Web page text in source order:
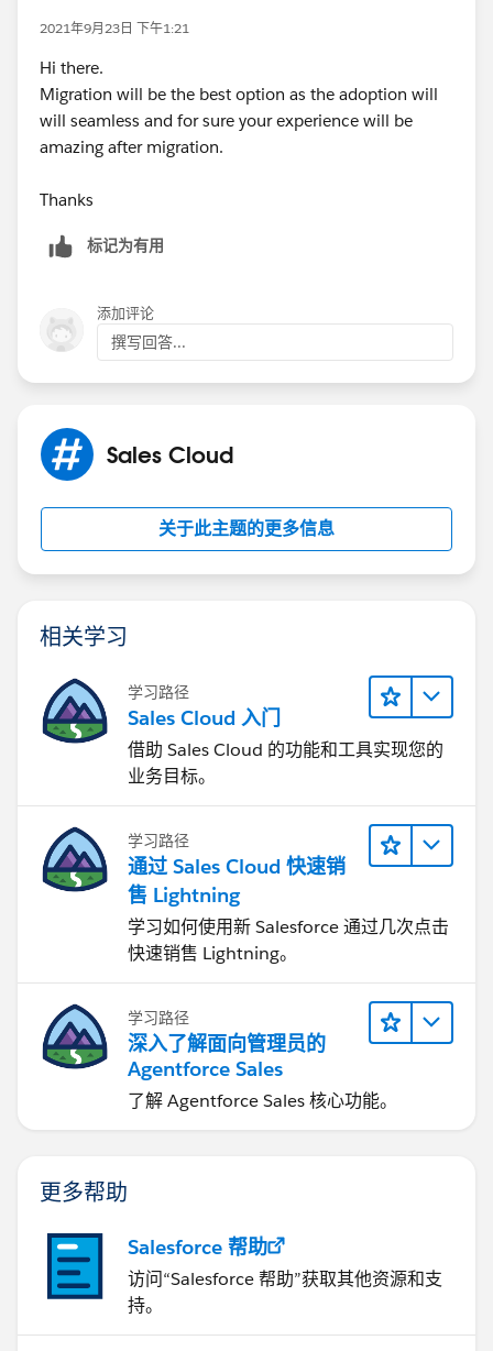
2021年9月23日 下午1:21
Hi there.
Migration will be the best option as the adoption will
will seamless and for sure your experience will be
amazing after migration.
Thanks
标记为有用
添加评论
撰写回答...
Sales Cloud
关于此主题的更多信息
相关学习
学习路径
Sales Cloud 入门
借助 Sales Cloud 的功能和工具实现您的
业务目标。
学习路径
通过 Sales Cloud 快速销
售 Lightning
学习如何使用新 Salesforce 通过几次点击
快速销售 Lightning。
学习路径
深入了解面向管理员的
Agentforce Sales
了解 Agentforce Sales 核心功能。
更多帮助
Salesforce 帮助
访问“Salesforce 帮助”获取其他资源和支
持。